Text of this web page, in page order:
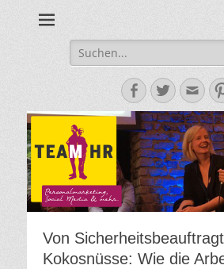
Suche
nach:
Facebook
Twitter
E-
Von
Kokosnüsse: Wie die